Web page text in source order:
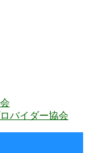
バイダー協会